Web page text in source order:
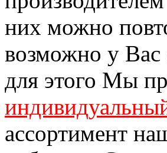
них можно
возможно у Вас
для этого Мы
ассортимент